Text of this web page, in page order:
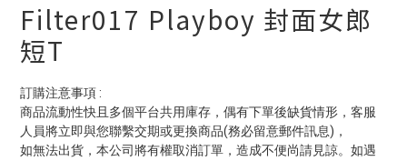
⚠️下單前建議先詢問有無庫存，實體店面等多平台同時販售，庫存
Filter017 Playboy 封面女郎
短T
訂購注意事項 :
商品流動性快且多個平台共用庫存，偶有下單後缺貨情形，客服
人員將立即與您聯繫交期或更換商品(務必留意郵件訊息)，
如無法出貨，本公司將有權取消訂單，造成不便尚請見諒。如遇